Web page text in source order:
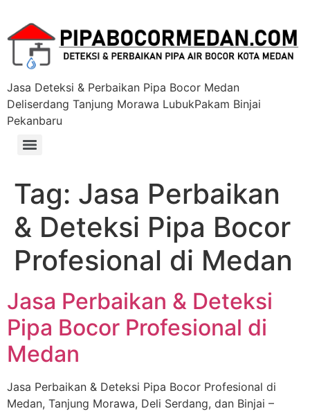
Jasa Deteksi & Perbaikan Pipa Bocor Medan
Deliserdang Tanjung Morawa LubukPakam Binjai
Pekanbaru
Tag: Jasa Perbaikan
& Deteksi Pipa Bocor
Profesional di Medan
Jasa Perbaikan & Deteksi
Pipa Bocor Profesional di
Medan
Jasa Perbaikan & Deteksi Pipa Bocor Profesional di
Medan, Tanjung Morawa, Deli Serdang, dan Binjai –